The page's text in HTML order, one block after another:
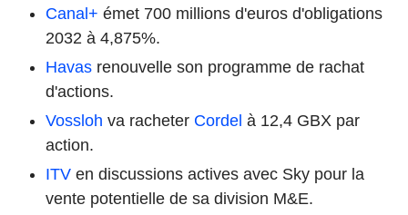
Canal+ émet 700 millions d'euros d'obligations
2032 à 4,875%.
Havas renouvelle son programme de rachat
d'actions.
Vossloh va racheter Cordel à 12,4 GBX par
action.
ITV en discussions actives avec Sky pour la
vente potentielle de sa division M&E.